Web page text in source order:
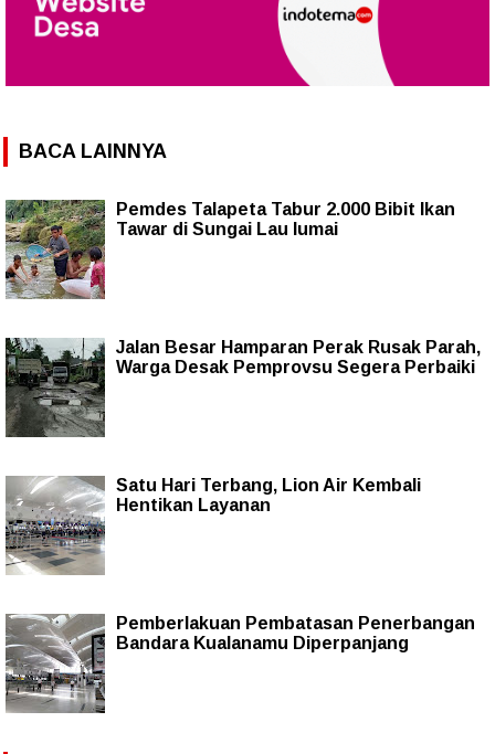
BACA LAINNYA
Pemdes Talapeta Tabur 2.000 Bibit Ikan
Tawar di Sungai Lau lumai
Jalan Besar Hamparan Perak Rusak Parah,
Warga Desak Pemprovsu Segera Perbaiki
Satu Hari Terbang, Lion Air Kembali
Hentikan Layanan
Pemberlakuan Pembatasan Penerbangan
Bandara Kualanamu Diperpanjang